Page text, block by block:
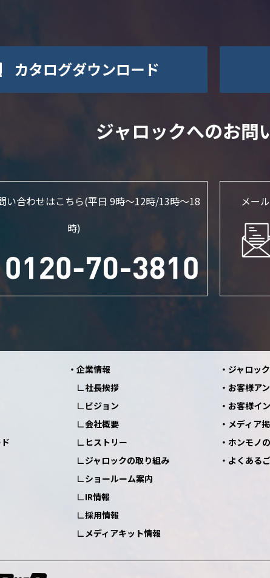
カタログダウンロード
ジャロックへのお問
い合わせはこちら(平日 9時～12時/13時〜18
時)
メー
企業情報
社長挨拶
ビジョン
会社概要
ヒストリー
ジャロックの取り組み
ショールーム案内
IR情報
採用情報
メディアキット情報
ジャロッ
お客様ア
お客様イ
メディア
ホンモノ
よくある